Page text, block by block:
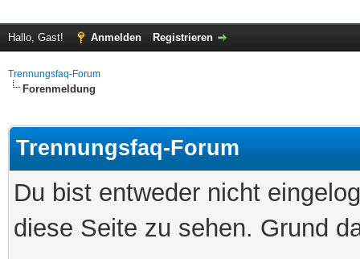
Hallo, Gast! Anmelden Registrieren
Trennungsfaq-Forum
Forenmeldung
Trennungsfaq-Forum
Du bist entweder nicht
diese Seite zu sehen. Grund